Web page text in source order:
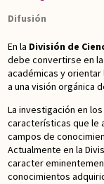
Difusión
En la División de
debe convertirse en
académicas y
a una visión orgánica
La investigación en
características que le
campos de
Actualmente en la
caracter
conocimientos